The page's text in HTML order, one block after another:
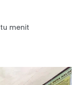
menit